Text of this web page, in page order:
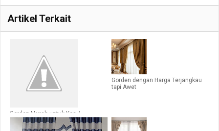
Artikel Terkait
Gorden Murah untuk Kos /
Kontrakan: Praktis, Estetik, dan
Ramah di Kantong - Loveina Gorden
Gorden dengan Harga Terjangkau
tapi Awet